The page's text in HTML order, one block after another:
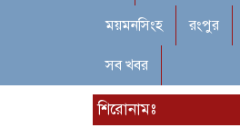
ময়মনসিংহ রংপুর
সব খবর
শিরোনামঃ